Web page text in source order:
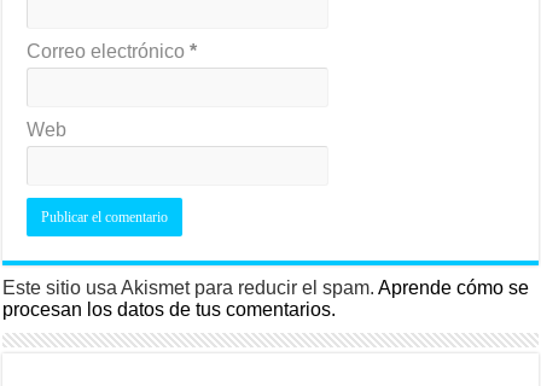
Correo electrónico*
Web
Este sitio usa Akismet para reducir el spam.Aprende cómo se
procesan los datos de tus comentarios.